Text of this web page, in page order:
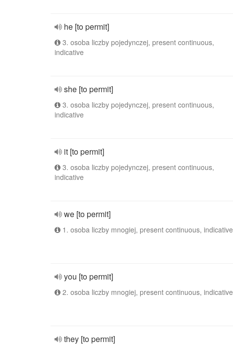
he [to permit]
3. osoba liczby pojedynczej, present continuous,
indicative
she [to permit]
3. osoba liczby pojedynczej, present continuous,
indicative
it [to permit]
3. osoba liczby pojedynczej, present continuous,
indicative
we [to permit]
1. osoba liczby mnogiej, present continuous, indicative
you [to permit]
2. osoba liczby mnogiej, present continuous, indicative
they [to permit]